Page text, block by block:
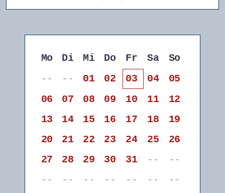
Mo Di Mi Do Fr Sa
So
--
-- 01 02 03 04
05
06
07 08 09 10 11
12
13
14 15 16 17 18
19
20
21 22 23 24 25
26
27
28 29 30 31 --
--
--
-- -- -- -- -- --